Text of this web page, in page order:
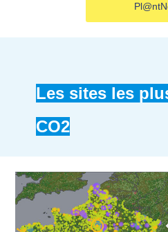
Les sites les
CO2